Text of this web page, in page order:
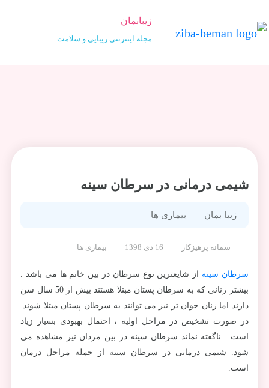
زیبابمان
مجله اینترنتی زیبایی و سلامت
شيمی درمانی در سرطان سينه
زیبا بمان بیماری ها
سمانه پرهیزکار 16 دی 1398 بیماری ها
سرطان سینه از شایعترین نوع سرطان در بین خانم ها می باشد .
بیشتر زنانی که به سرطان پستان مبتلا هستند بیش از 50 سال سن
دارند اما زنان جوان تر نیز می توانند به سرطان پستان مبتلا شوند.
در صورت تشخیص در مراحل اولیه ، احتمال بهبودی بسیار زیاد
است. ناگفته نماند سرطان سینه در بین مردان نیز مشاهده می
شود. شيمی درمانی در سرطان سينه از جمله مراحل درمان
است.